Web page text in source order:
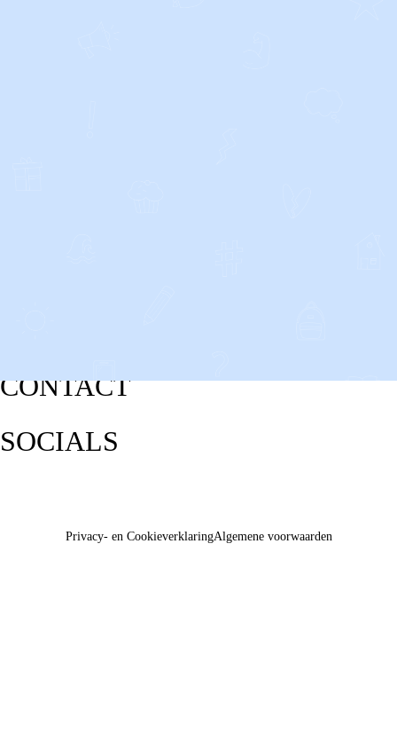
CONTACT
SOCIALS
Privacy- en CookieverklaringAlgemene voorwaarden